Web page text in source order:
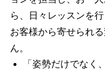
ら、日々レッスンを行
お客様から寄せられ
ん。
「姿勢だけでなく